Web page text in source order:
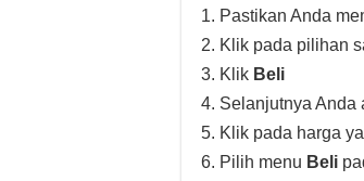
Pastikan Anda
Klik pada pilihan
Klik Beli
Selanjutnya Anda
Klik pada harga
Pilih menu Beli